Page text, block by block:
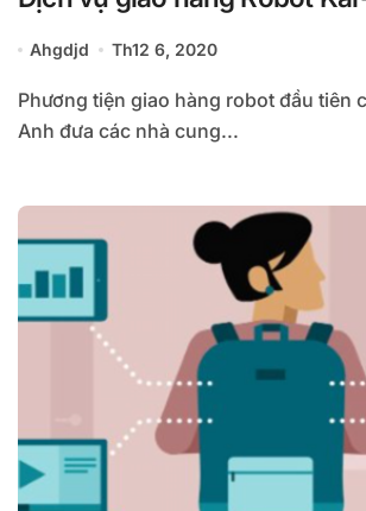
Ahgdjd Th12 6, 2020
Phương tiện giao hàng robot đầu tiên của Vương quốc
Anh đưa các nhà cung...